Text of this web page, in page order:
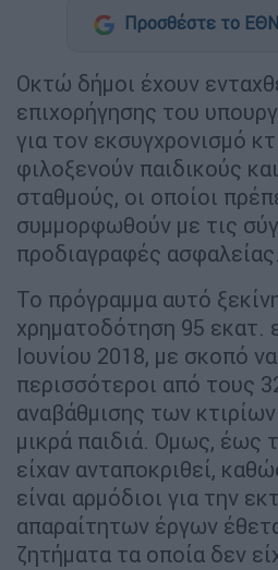
Προσθέστε το
Oκτώ δήµοι έχουν
επιχορήγησης του
για τον εκσυγχρονισµό
φιλοξενούν παιδικούς
σταθµούς, οι οποίοι
συµµορφωθούν µε τις
προδιαγραφές ασφαλείας.
Το πρόγραµµα αυτό
χρηµατοδότηση 95 εκατ.
Ιουνίου 2018, µε σκοπό
περισσότεροι από τους
αναβάθµισης των
µικρά παιδιά. Οµως, έως
είχαν ανταποκριθεί,
είναι αρµόδιοι για την
απαραίτητων έργων
ζητήµατα τα οποία δεν